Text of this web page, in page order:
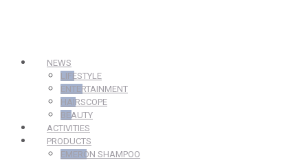
NEWS
LIFESTYLE
ENTERTAINMENT
HAIRSCOPE
BEAUTY
ACTIVITIES
PRODUCTS
EMERON SHAMPOO